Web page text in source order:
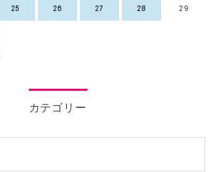
25 26 27 28 29
カテゴリー